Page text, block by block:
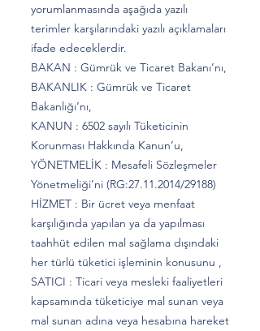
yorumlanmasında aşağıda yazılı
terimler karşılarındaki yazılı açıklamaları
ifade edeceklerdir.
BAKAN : Gümrük ve Ticaret Bakanı’nı,
BAKANLIK : Gümrük ve Ticaret
Bakanlığı’nı,
KANUN : 6502 sayılı Tüketicinin
Korunması Hakkında Kanun’u,
YÖNETMELİK : Mesafeli Sözleşmeler
Yönetmeliği’ni (RG:27.11.2014/29188)
HİZMET : Bir ücret veya menfaat
karşılığında yapılan ya da yapılması
taahhüt edilen mal sağlama dışındaki
her türlü tüketici işleminin konusunu ,
SATICI : Ticari veya mesleki faaliyetleri
kapsamında tüketiciye mal sunan veya
mal sunan adına veya hesabına hareket